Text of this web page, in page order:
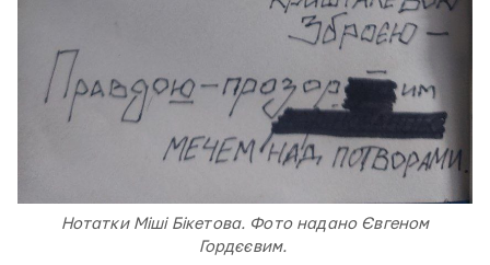
Нотатки Міші Бікетова. Фото надано Євгеном
Гордєєвим.